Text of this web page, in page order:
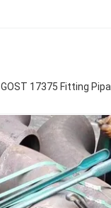
GOST 17375 Fitting